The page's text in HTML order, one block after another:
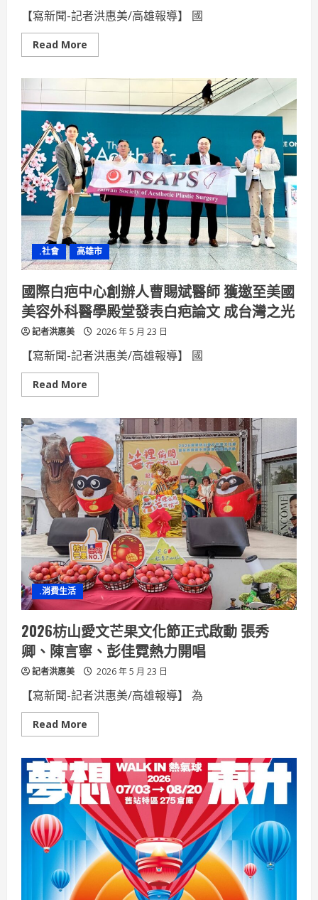
歡
【寫新聞-記者洪惠美/高雄報導】 國
Read More
more
球
冠
軍
林
易
現
身
中
山
大
學
典
以
奪
冠
路
詮
釋
持
力
量
.社會 高雄市
國際白疤中心創辦人曹賜斌醫師 獲邀至美國
美容外科醫學殿堂發表白疤論文 成台灣之光
記者洪惠美 2026 年 5 月 23 日
【寫新聞-記者洪惠美/高雄報導】 國
Read More
more
際
白
疤
中
心
創
辦
人
曹
賜
斌
醫
師
獲
邀
至
美
國
美
容
外
科
醫
學
堂
表
白
疤
灣
之
光
.消費生活
2026枋山愛文芒果文化節正式啟動 張秀
卿、陳言寧、彭佳霓熱力開唱
記者洪惠美 2026 年 5 月 23 日
【寫新聞-記者洪惠美/高雄報導】 為
Read More
more
枋
山
愛
文
芒
果
文
化
節
正
式
啟
動
張